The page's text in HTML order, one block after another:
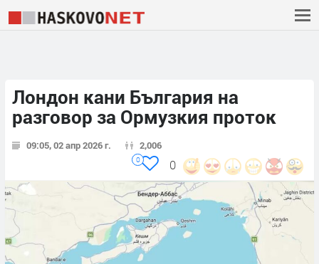
Лондон кани България на
разговор за Ормузкия проток
09:05, 02 апр 2026 г. 2,006
0
0